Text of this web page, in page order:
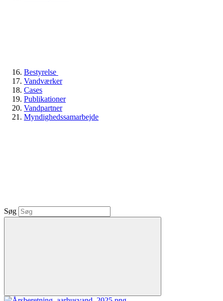
Bestyrelse
Vandværker
Cases
Publikationer
Vandpartner
Myndighedssamarbejde
Søg